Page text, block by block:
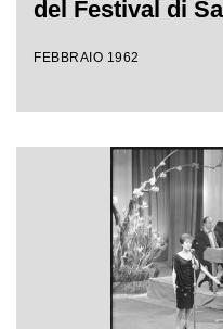
del Festival di
FEBBRAIO 1962